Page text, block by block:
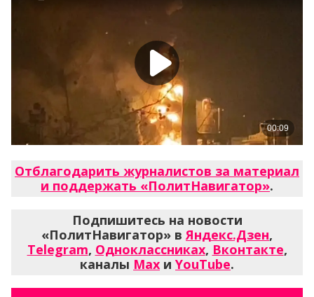
Отблагодарить журналистов за материал
и поддержать «ПолитНавигатор».
Подпишитесь на новости
«ПолитНавигатор» в Яндекс.Дзен,
Telegram, Одноклассниках, Вконтакте,
каналы Max и YouTube.